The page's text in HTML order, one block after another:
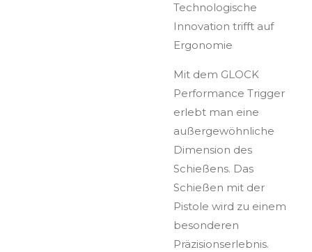
Technologische
Innovation trifft auf
Ergonomie
Mit dem GLOCK
Performance Trigger
erlebt man eine
außergewöhnliche
Dimension des
Schießens. Das
Schießen mit der
Pistole wird zu einem
besonderen
Präzisionserlebnis.